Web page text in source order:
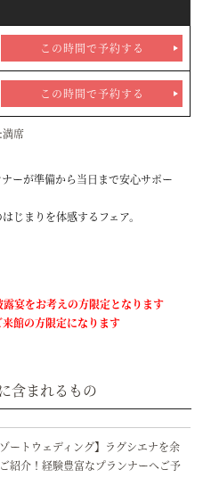
この時間で予約する
この時間で予約する
満席
ーが準備から当日まで安心サポー
じまりを体感するフェア。
宴をお考えの方限定となります
館の方限定になります
含まれるもの
ゾートウェディング】ラグシエナを余
紹介！経験豊富なプランナーへご予